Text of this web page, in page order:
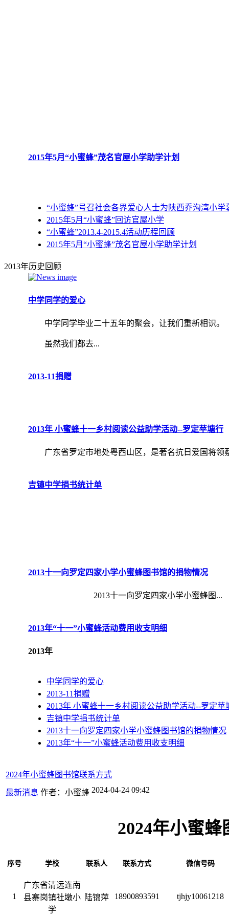
2015年5月“小蜜蜂”茂名官屋小学助学计划
“小蜜蜂”号召社会各界爱心人士为陕西乔沟湾小学
2015年5月“小蜜蜂”回访官屋小学
“小蜜蜂”2013.4-2015.4活动历程回顾
2015年5月“小蜜蜂”茂名官屋小学助学计划
2013年历史回顾
中学同学的爱心
中学同学毕业二十五年的聚会，让我们重新相识。
虽然我们都去...
2013-11捐赠
2013年 小蜜蜂十一乡村阅读公益助学活动--罗定苹塘行
广东省罗定市地处粤西山区，是著名抗日爱国将领
吉镇中学捐书统计单
2013十一向罗定四家小学小蜜蜂图书馆的捐物情况
2013十一向罗定四家小学小蜜蜂图...
2013年“十一”小蜜蜂活动费用收支明细
2013年
中学同学的爱心
2013-11捐赠
2013年 小蜜蜂十一乡村阅读公益助学活动--罗定苹
吉镇中学捐书统计单
2013十一向罗定四家小学小蜜蜂图书馆的捐物情况
2013年“十一”小蜜蜂活动费用收支明细
2024年小蜜蜂图书馆联系方式
最新消息 作者：小蜜蜂 2024-04-24 09:42
2024年小蜜蜂
序号 学校 联系人 联系方式 微信号码
1
广东省清远连南
县寨岗镇社墩小
学
陆锦萍 18900893591 tjhjy10061218